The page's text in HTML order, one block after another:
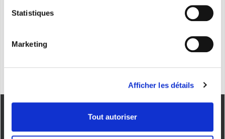
Statistiques
Marketing
Afficher les détails
Tout autoriser
consentement après avoir lu la note d'information spécifique
concernant les